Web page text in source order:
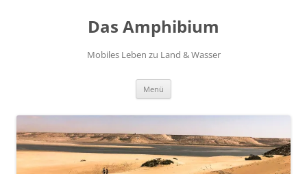
Das Amphibium
Mobiles Leben zu Land & Wasser
Menü